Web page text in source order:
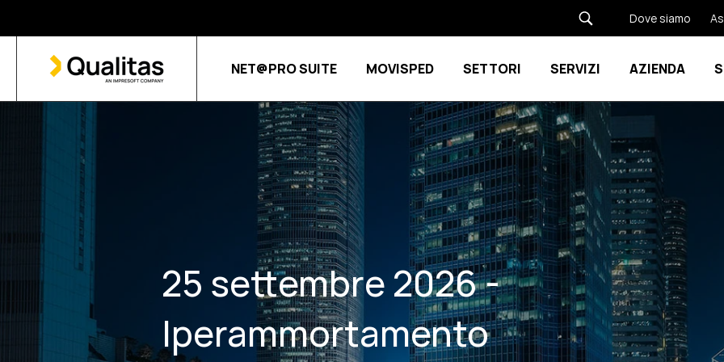
Dove siamo
NET@PRO SUITE MOVISPED Show submenu for Movisped
SETTORI Show submenu for SETTORI
SERVIZI AZIENDA
25 settembre 2026 -
Iperammortamento